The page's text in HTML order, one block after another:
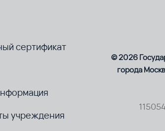
сертификат
учреждения
© 2026
города